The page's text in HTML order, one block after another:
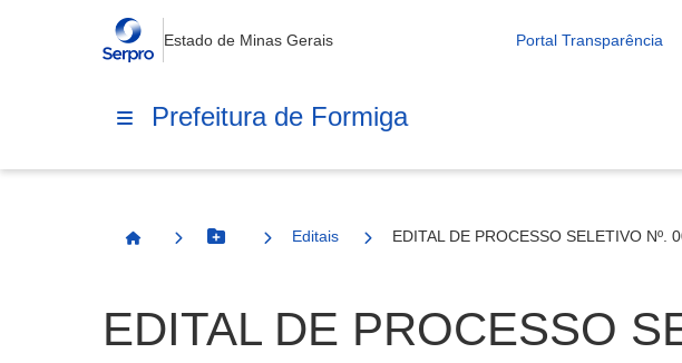
Estado de Minas Gerais Portal Transparência
Prefeitura de Formiga
Página InicialBotão Menu
Editais EDITAL DE PROCESSO SELETIVO Nº.
EDITAL DE PROCESSO